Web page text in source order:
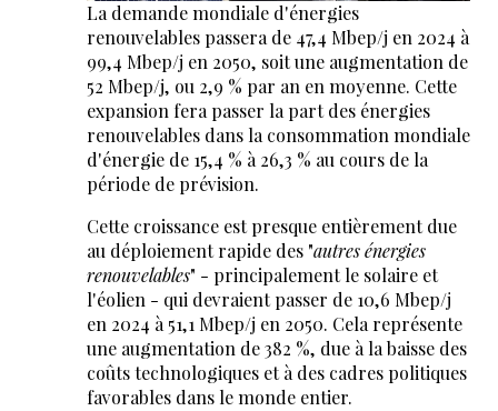
La demande mondiale d'énergies
renouvelables passera de 47,4 Mbep/j en 2024 à
99,4 Mbep/j en 2050, soit une augmentation de
52 Mbep/j, ou 2,9 % par an en moyenne. Cette
expansion fera passer la part des énergies
renouvelables dans la consommation mondiale
d'énergie de 15,4 % à 26,3 % au cours de la
période de prévision.
Cette croissance est presque entièrement due
au déploiement rapide des "autres énergies
renouvelables" - principalement le solaire et
l'éolien - qui devraient passer de 10,6 Mbep/j
en 2024 à 51,1 Mbep/j en 2050. Cela représente
une augmentation de 382 %, due à la baisse des
coûts technologiques et à des cadres politiques
favorables dans le monde entier.